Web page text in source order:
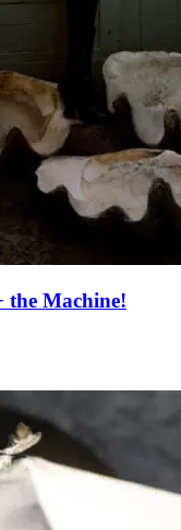
the Machine!